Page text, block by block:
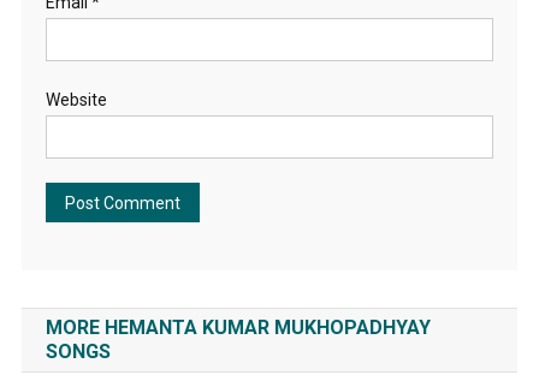
Website
MORE HEMANTA KUMAR MUKHOPADHYAY
SONGS